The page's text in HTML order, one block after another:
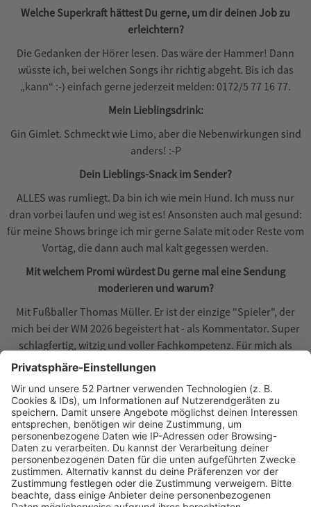
Welche Superkraft hättest Du gerne, um dir deinen Job zu
erleichtern?
Die Gedanken der Hörer lesen. Das wäre der Hammer! Dann
wüsste ich, bei welchen Songs ihr richtig abgeht. Bis ich das
„kann“ :-) einfach gerne jederzeit melden: 0172/5 77 16 77.
Mein Lieblingsdrink:
Gin Gimlet. Schmeckt wie Limo, aber die Nebenwirkungen sind
anders! :-P
Dein Lieblings-Snack im Sender?
ALLES was rumliegt. Da bin ich wie mein Hund. Ich muss nur
dran vorbei laufen und weg ist es! Ansonsten auch mal gesund:
für meine Shows bringe ich mir gerne Salate mit oder Reste vom
Vortag, die dann auch mal kalt gegessen werden.
Mit welchem Promi würdest Du gerne mal eine Sendung
moderieren und warum?
Mit Fußballer Thomas Müller. Er ist der einzige "Spieler", der
mich bei der WM 2026 begeistert hat - als Kommentator. Super
schlagfertig, witzig und voller Fachkompetenz. Für mich als
Fußballfan wäre das ein Highlight!
Was ist Deine heimliche Leidenschaft, die absolut nichts mit
Radio zu tun hat?
Alles Spirituelle! Kartenlegen, Hypnose, Yoga, Meditation, Reiki.
Ich habe einige Ausbildungen abgeschlossen und brauche
diesen Ausgleich zum Alltag! Wer es noch nie ausprobiert hat:
machen!
Wenn Du das Studio für einen Tag in etwas völlig anderes